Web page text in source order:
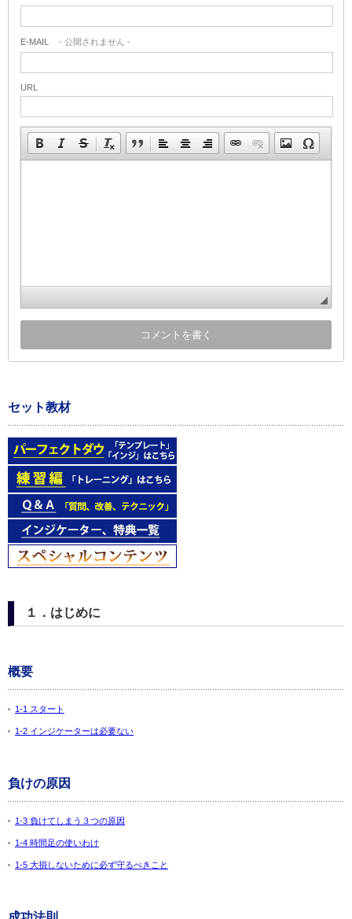
E-MAIL - 公開されません -
URL
セット教材
１．はじめに
概要
1-1 スタート
1-2 インジケーターは必要ない
負けの原因
1-3 負けてしまう３つの原因
1-4 時間足の使いわけ
1-5 大損しないために必ず守るべきこと